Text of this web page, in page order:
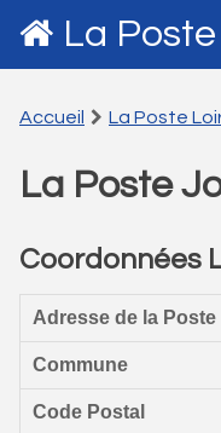
La Poste
Accueil La Poste
La Poste
Coordonnées
Adresse de la Poste
Commune
Code Postal